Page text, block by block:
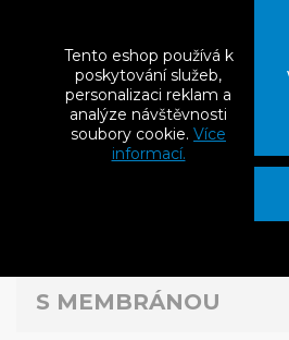
Tento eshop používá k
poskytování služeb,
personalizaci reklam a
analýze návštěvnosti
soubory cookie. Více
informací.
S MEMBRÁNOU
Corotop Thermo Red – nadkrokevní
membránou tl. 80 mm
S DPH